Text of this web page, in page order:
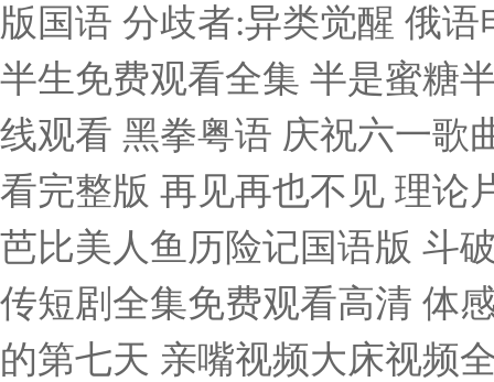
版国语 分歧者:异类觉醒 俄
半生免费观看全集 半是蜜糖
线观看 黑拳粤语 庆祝六一歌
看完整版 再见再也不见 理论
芭比美人鱼历险记国语版 斗
传短剧全集免费观看高清 体
的第七天 亲嘴视频大床视频